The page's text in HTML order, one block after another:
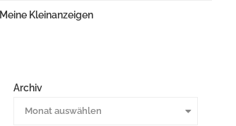
Meine Kleinanzeigen
Archiv
Monat auswählen